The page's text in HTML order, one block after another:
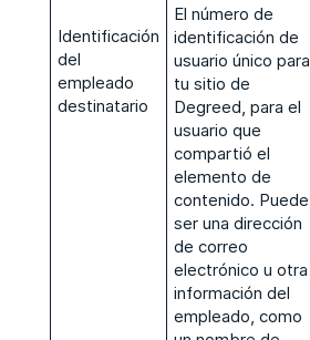
Identificación
del
empleado
destinatario
El número de
identificación de
usuario único para
tu sitio de
Degreed, para el
usuario que
compartió el
elemento de
contenido. Puede
ser una dirección
de correo
electrónico u otra
información del
empleado, como